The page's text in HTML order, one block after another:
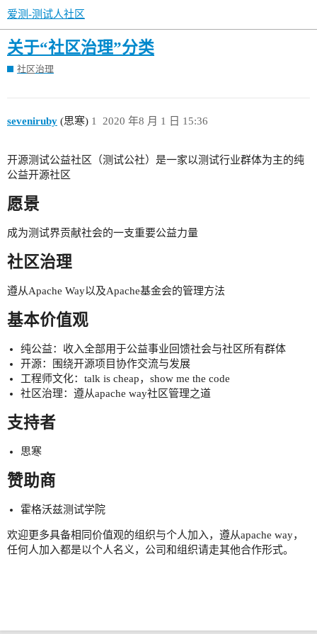
爱测-测试人社区
关于“社区治理”分类
社区治理
seveniruby (思寒) 2020 年8 月 1 日 15:36
1
开源测试公益社区（测试公社）是一家以测试行业群体为主的纯
公益开源社区
愿景
成为测试界贡献社会的一支重要公益力量
社区治理
遵从Apache Way以及Apache基金会的管理方法
基本价值观
纯公益：收入全部用于公益事业回馈社会与社区所有群体
开源：围绕开源项目协作交流与发展
工程师文化：talk is cheap，show me the code
社区治理：遵从apache way社区管理之道
支持者
思寒
赞助商
霍格沃兹测试学院
欢迎更多具备相同价值观的组织与个人加入，遵从apache way，
任何人加入都是以个人名义，公司和组织请走其他合作形式。